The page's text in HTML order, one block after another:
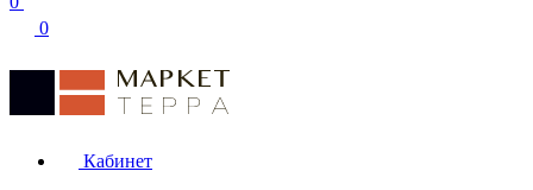
0
Кабинет